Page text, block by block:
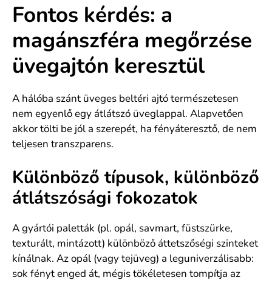
Fontos kérdés: a
magánszféra megőrzése
üvegajtón keresztül
A hálóba szánt üveges beltéri ajtó természetesen
nem egyenlő egy átlátszó üveglappal. Alapvetően
akkor tölti be jól a szerepét, ha fényáteresztő, de nem
teljesen transzparens.
Különböző típusok, különböző
átlátszósági fokozatok
A gyártói paletták (pl. opál, savmart, füstszürke,
texturált, mintázott) különböző áttetszőségi szinteket
kínálnak. Az opál (vagy tejüveg) a leguniverzálisabb:
sok fényt enged át, mégis tökéletesen tompítja az